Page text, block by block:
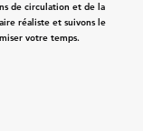
de circulation et de la
réaliste et suivons le
votre temps.